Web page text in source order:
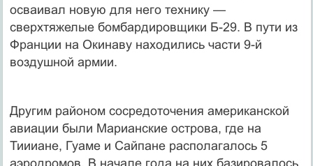
осваивал новую для него технику —
сверхтяжелые бомбардировщики Б-29. В пути из
Франции на Окинаву находились части 9-й
воздушной армии.
Другим районом сосредоточения американской
авиации были Марианские острова, где на
Тиииане, Гуаме и Сайпане располагалось 5
аэродромов. В начале года на них базировалось